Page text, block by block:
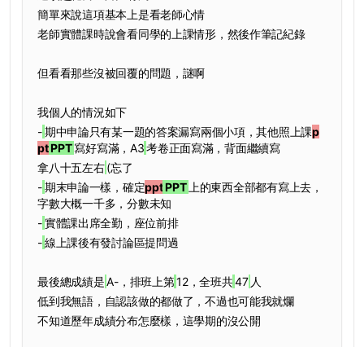
簡單來說這項基本上是看老師心情
老師實體課時說會看同學的上課情形，然後作筆記紀錄
但看看那些沒被回覆的問題，謎啊
我個人的情況如下
-期中申論只有某一題的答案漏寫兩個小項，其他照上課p
ptPPT寫好寫滿，A3考卷正面寫滿，背面繼續寫
拿八十五左右(忘了
-期末申論一樣，確定pptPPT上的東西全部都有寫上去，
字數大概一千多，分數未知
-實體課出席全勤，座位前排
-線上課後有發討論區提問過
最後總成績是A-，排班上第12，全班共47 人
低到我無語，自認該做的都做了，不過也可能我就爛
不知道歷年成績分布怎麼樣，這學期的沒公開